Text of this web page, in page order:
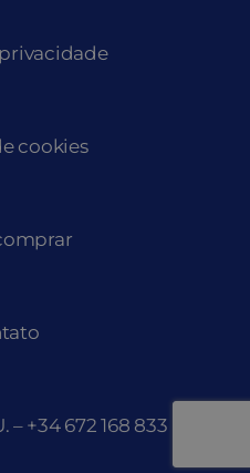
cookies
– +34 672 168 833